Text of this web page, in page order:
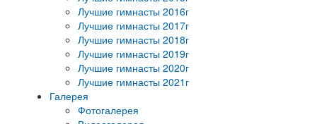
Лучшие гимнасты 2016г
Лучшие гимнасты 2017г
Лучшие гимнасты 2018г
Лучшие гимнасты 2019г
Лучшие гимнасты 2020г
Лучшие гимнасты 2021г
Галерея
Фотогалерея